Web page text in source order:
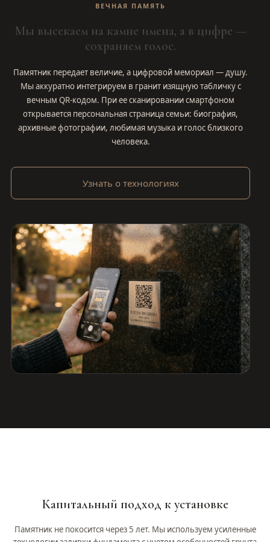
ВЕЧНАЯ ПАМЯТЬ
Мы высекаем на камне имена, а в цифре —
сохраняем голос.
Памятник передает величие, а цифровой мемориал — душу.
Мы аккуратно интегрируем в гранит изящную табличку с
вечным QR-кодом. При ее сканировании смартфоном
открывается персональная страница семьи: биография,
архивные фотографии, любимая музыка и голос близкого
человека.
Узнать о технологиях
Капитальный подход к установке
Памятник не покосится через 5 лет. Мы используем усиленные